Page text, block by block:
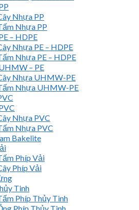
Nhựa PP
Nhựa PP
– HDPE
Nhựa PE – HDPE
Nhựa PE – HDPE
– PE
Nhựa UHMW-PE
Nhựa UHMW-PE
Nhựa PVC
Nhựa PVC
Bakelite
Phíp Vải
Phíp Vải
Tinh
Phíp Thủy Tinh